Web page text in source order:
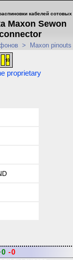
кабелей сотовых
Maxon Sewon
> Maxon pinouts
proprietary
-0